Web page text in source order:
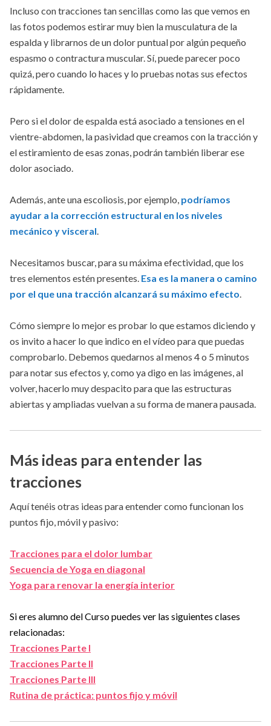
Incluso con tracciones tan sencillas como las que vemos en
las fotos podemos estirar muy bien la musculatura de la
espalda y librarnos de un dolor puntual por algún pequeño
espasmo o contractura muscular. Sí, puede parecer poco
quizá, pero cuando lo haces y lo pruebas notas sus efectos
rápidamente.
Pero si el dolor de espalda está asociado a tensiones en el
vientre-abdomen, la pasividad que creamos con la tracción y
el estiramiento de esas zonas, podrán también liberar ese
dolor asociado.
Además, ante una escoliosis, por ejemplo, podríamos
ayudar a la corrección estructural en los niveles
mecánico y visceral.
Necesitamos buscar, para su máxima efectividad, que los
tres elementos estén presentes. Esa es la manera o camino
por el que una tracción alcanzará su máximo efecto.
Cómo siempre lo mejor es probar lo que estamos diciendo y
os invito a hacer lo que indico en el vídeo para que puedas
comprobarlo. Debemos quedarnos al menos 4 o 5 minutos
para notar sus efectos y, como ya digo en las imágenes, al
volver, hacerlo muy despacito para que las estructuras
abiertas y ampliadas vuelvan a su forma de manera pausada.
Más ideas para entender las
tracciones
Aquí tenéis otras ideas para entender como funcionan los
puntos fijo, móvil y pasivo:
Tracciones para el dolor lumbar
Secuencia de Yoga en diagonal
Yoga para renovar la energía interior
Si eres alumno del Curso puedes ver las siguientes clases
relacionadas:
Tracciones Parte I
Tracciones Parte II
Tracciones Parte III
Rutina de práctica: puntos fijo y móvil